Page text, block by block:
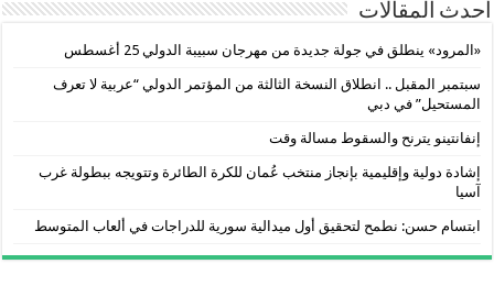
أحدث المقالات
«المرود» ينطلق في جولة جديدة من مهرجان سبيبة الدولي 25 أغسطس
سبتمبر المقبل .. انطلاق النسخة الثالثة من المؤتمر الدولي “عربية لا تعرف
المستحيل” في دبي
إنفانتينو يترنح والسقوط مسالة وقت
إشادة دولية وإقليمية بإنجاز منتخب عُمان للكرة الطائرة وتتويجه ببطولة غرب
آسيا
ابتسام حسن: نطمح لتحقيق أول ميدالية سورية للدراجات في ألعاب المتوسط